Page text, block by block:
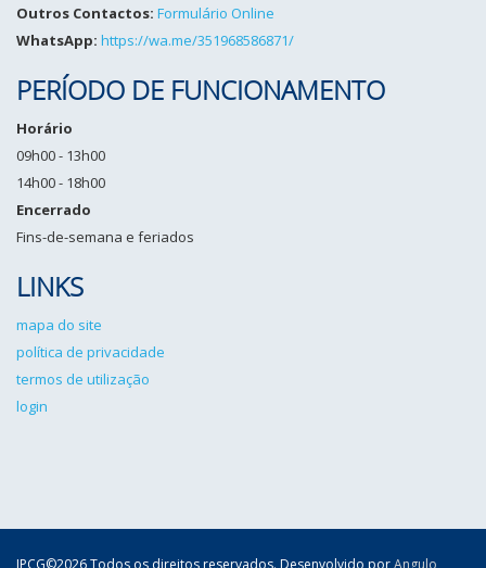
Outros Contactos: Formulário Online
WhatsApp: https://wa.me/351968586871/
PERÍODO DE FUNCIONAMENTO
Horário
09h00 - 13h00
14h00 - 18h00
Encerrado
Fins-de-semana e feriados
LINKS
mapa do site
política de privacidade
termos de utilização
login